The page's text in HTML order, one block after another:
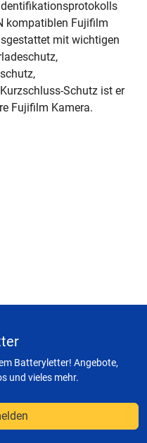
kompatiblen Fujifilm
mit wichtigen
Schutz ist er
Fujifilm Kamera.
Batteryletter! Angebote,
und vieles mehr.